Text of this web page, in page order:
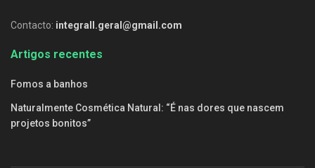
Contacto: integrall.geral@gmail.com
Artigos recentes
Fomos a banhos
Naturalmente Cosmética Natural: “É nas dores que nascem
projetos bonitos”